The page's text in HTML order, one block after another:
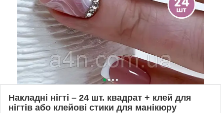
Накладні нігті – 24 шт. квадрат + клей для
нігтів або клейові стики для манікюру